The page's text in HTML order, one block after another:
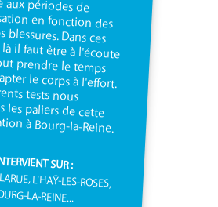
à Bourg-la-Reine.
SUR :
L'HAŸ-LES-ROSES,
LA-REINE...